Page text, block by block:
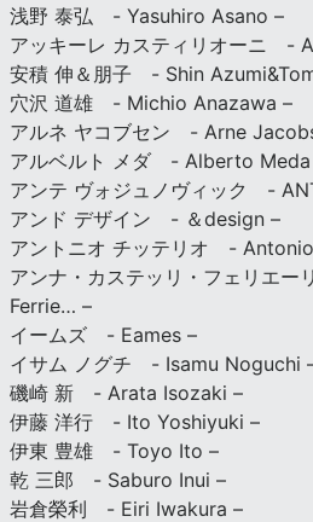
浅野 泰弘 - Yasuhiro Asano –
アッキーレ カスティリオーニ -
安積 伸＆朋子 - Shin
穴沢 道雄 - Michio Anazawa –
アルネ ヤコブセン - Arne
アルベルト メダ - Alberto Meda
アンテ ヴォジュノヴィック -
アンド デザイン - ＆design –
アントニオ チッテリオ -
アンナ・カステッリ・フェリエ
Ferrie… –
イームズ - Eames –
イサム ノグチ - Isamu Noguchi
磯崎 新 - Arata Isozaki –
伊藤 洋行 - Ito Yoshiyuki –
伊東 豊雄 - Toyo Ito –
乾 三郎 - Saburo Inui –
岩倉榮利 - Eiri Iwakura –